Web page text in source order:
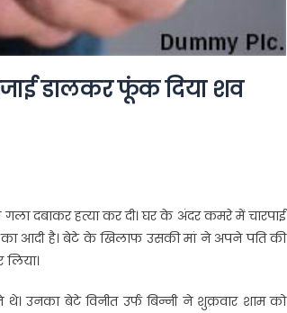
डालकर फूंक दिया शव
दबाकर हत्या कर दी। घर के अंदर कमरे में चारपाई
आदी है। बेटे के खिलाफ उसकी मां ने अपने पति की
लिया।
उनका बेटे विनीत उर्फ बिन्नी ने शुक्रवार शाम को